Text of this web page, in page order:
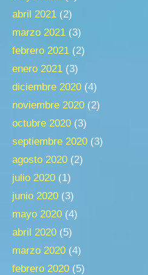
abril 2021 (2)
marzo 2021 (3)
febrero 2021 (2)
enero 2021 (3)
diciembre 2020 (4)
noviembre 2020 (2)
octubre 2020 (3)
septiembre 2020 (3)
agosto 2020 (2)
julio 2020 (1)
junio 2020 (3)
mayo 2020 (4)
abril 2020 (5)
marzo 2020 (4)
febrero 2020 (5)